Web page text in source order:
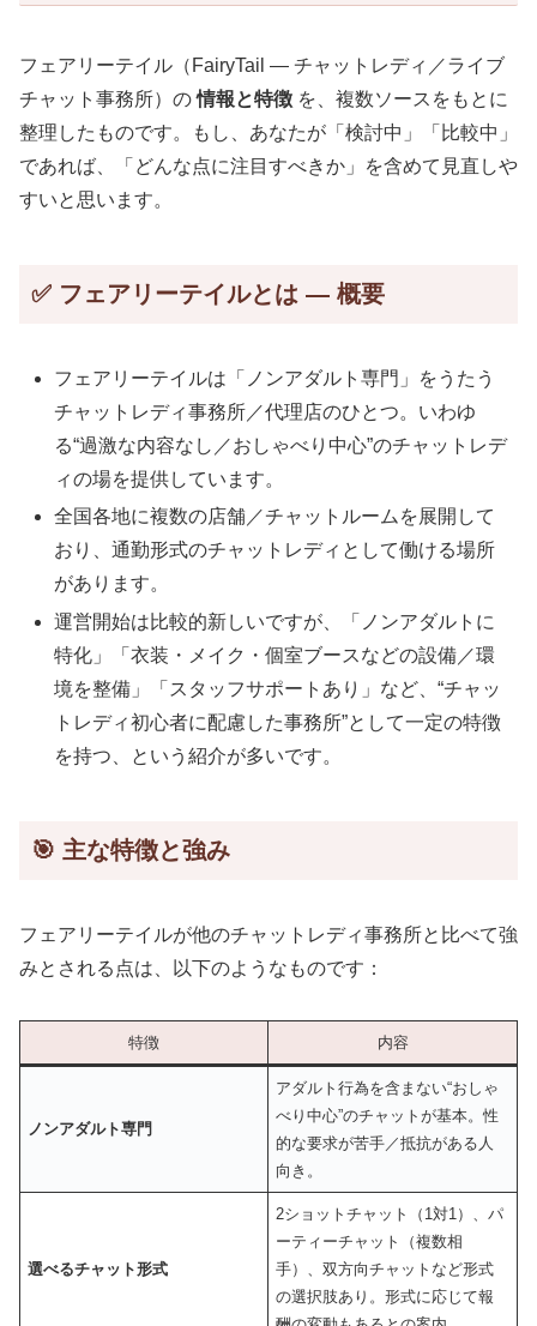
フェアリーテイル（FairyTail — チャットレディ／ライブ
チャット事務所）の情報と特徴 を、複数ソースをもとに
整理したものです。もし、あなたが「検討中」「比較中」
であれば、「どんな点に注目すべきか」を含めて見直しや
すいと思います。
✅ フェアリーテイルとは — 概要
フェアリーテイルは「ノンアダルト専門」をうたう
チャットレディ事務所／代理店のひとつ。いわゆ
る“過激な内容なし／おしゃべり中心”のチャットレデ
ィの場を提供しています。
全国各地に複数の店舗／チャットルームを展開して
おり、通勤形式のチャットレディとして働ける場所
があります。
運営開始は比較的新しいですが、「ノンアダルトに
特化」「衣装・メイク・個室ブースなどの設備／環
境を整備」「スタッフサポートあり」など、“チャッ
トレディ初心者に配慮した事務所”として一定の特徴
を持つ、という紹介が多いです。
🎯 主な特徴と強み
フェアリーテイルが他のチャットレディ事務所と比べて強
みとされる点は、以下のようなものです：
特徴 内容
ノンアダルト専門
アダルト行為を含まない“おしゃ
べり中心”のチャットが基本。性
的な要求が苦手／抵抗がある人
向き。
選べるチャット形式
2ショットチャット（1対1）、パ
ーティーチャット（複数相
手）、双方向チャットなど形式
の選択肢あり。形式に応じて報